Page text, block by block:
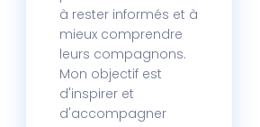
à rester informés et à
mieux comprendre
leurs compagnons.
Mon objectif est
d'inspirer et
d'accompagner